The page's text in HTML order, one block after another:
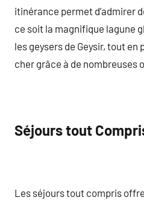
itinérance permet d’admirer
ce soit la magnifique lagune
les geysers de Geysir, tout en
cher grâce à de nombreuses
Séjours tout
Les séjours tout compris